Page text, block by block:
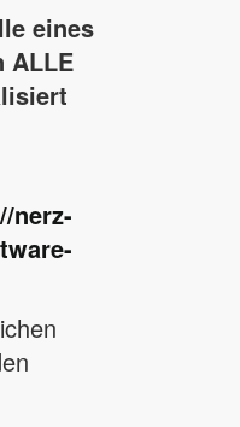
eines
ALLE
nerz-